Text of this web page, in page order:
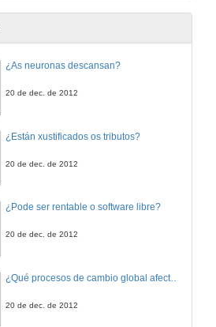
¿As neuronas descansan?
20 de dec. de 2012
¿Están xustificados os tributos?
20 de dec. de 2012
¿Pode ser rentable o software libre?
20 de dec. de 2012
20 de dec. de 2012